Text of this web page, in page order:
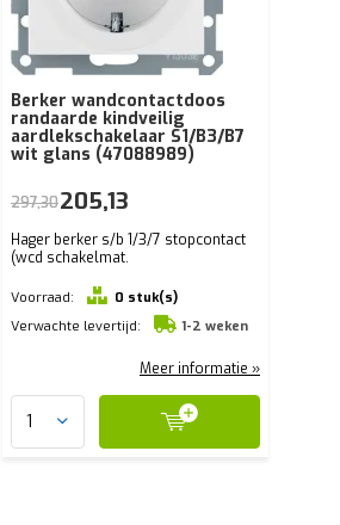
Berker wandcontactdoos
randaarde kindveilig
aardlekschakelaar S1/B3/B7
wit glans (47088989)
Hager berker s/b 1/3/7 stopcontact
(wcd schakelmat.
Voorraad:
0 stuk(s)
Verwachte levertijd:
1-2 weken
297,30205,13
Meer informatie »